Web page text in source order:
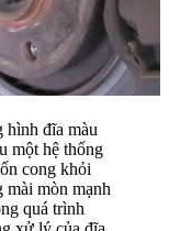
hình đĩa màu
một hệ thống
cong khỏi
mài mòn mạnh
quá trình